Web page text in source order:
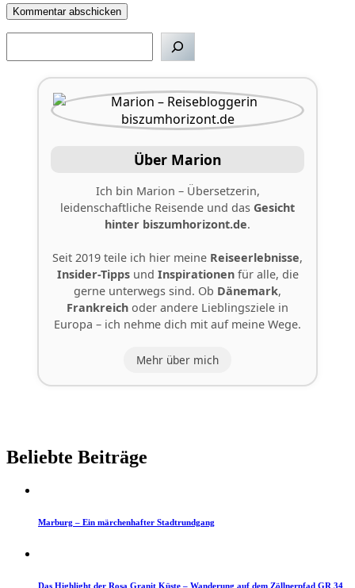
Über Marion
Ich bin Marion – Übersetzerin,
leidenschaftliche Reisende und das Gesicht
hinter biszumhorizont.de.
Seit 2019 teile ich hier meine Reiseerlebnisse,
Insider-Tippsund Inspirationenfür alle, die
gerne unterwegs sind. Ob Dänemark,
Frankreich oder andere Lieblingsziele in
Europa – ich nehme dich mit auf meine Wege.
Mehr über mich
Beliebte Beiträge
Marburg – Ein märchenhafter Stadtrundgang
Das Highlight der Rosa Granit Küste – Wanderung auf dem Zöllnerpfad GR 34